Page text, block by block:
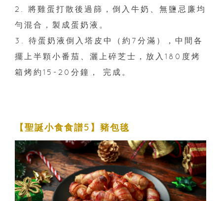
2. 將雞蛋打散後過篩，倒入牛奶、無鹽忌廉均
勻混合，製成蛋奶液。
3. 待蛋奶液倒入塔皮中（約7分滿），中間各
擺上半顆小番茄、灑上碎芝士，放入180度烤
箱烤約15-20分鐘， 完成。
【聖誕小食食譜5】豬包毯